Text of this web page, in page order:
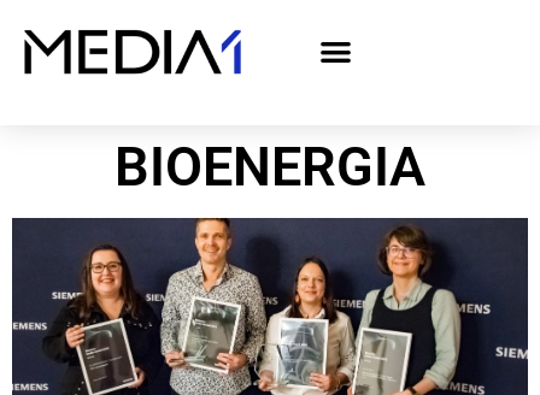
BIOENERGIA